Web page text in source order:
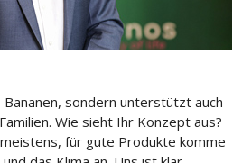
sondern unterstützt auch
Wie sieht Ihr Konzept aus?
für gute Produkte komme